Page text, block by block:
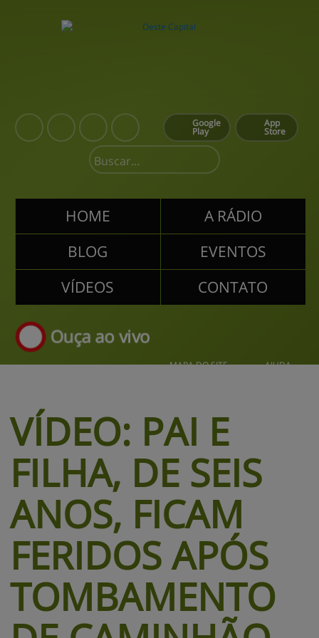
App
Store
Google
Play
HOME
A RÁDIO
BLOG
EVENTOS
VÍDEOS
CONTATO
Ouça ao vivo
MAPA DO SITE AJUDA
VÍDEO: PAI E
FILHA, DE SEIS
ANOS, FICAM
FERIDOS APÓS
TOMBAMENTO